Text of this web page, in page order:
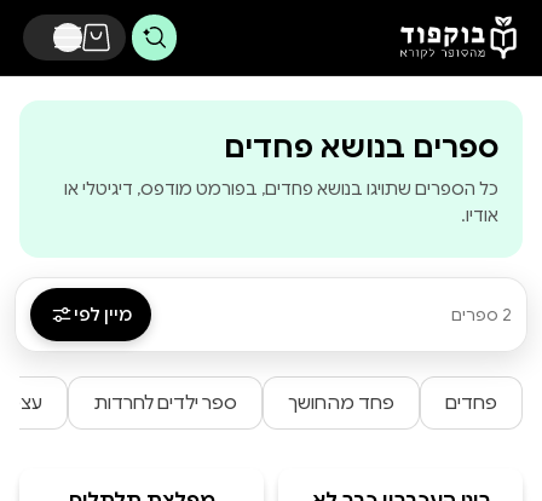
דלג לתוכן הראשי
ספרים בנושא פחדים
כל הספרים שתויגו בנושא פחדים, בפורמט מודפס, דיגיטלי או
אודיו.
2 ספרים מיין לפי
פחדים פחד מהחושך ספר ילדים לחרדות